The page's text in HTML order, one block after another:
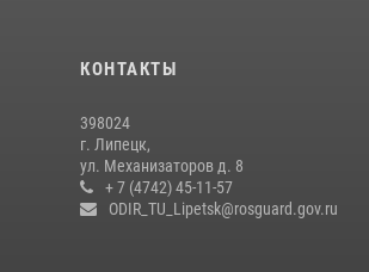
КОНТАКТЫ
398024
г. Липецк,
ул. Механизаторов д. 8
+ 7 (4742) 45-11-57
ODIR_TU_Lipetsk@rosguard.gov.ru